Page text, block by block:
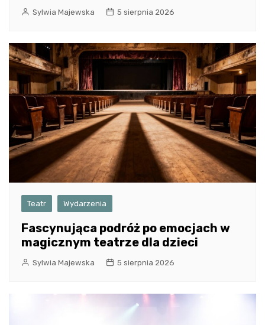
Sylwia Majewska 5 sierpnia 2026
Teatr Wydarzenia
Fascynująca podróż po emocjach w
magicznym teatrze dla dzieci
Sylwia Majewska 5 sierpnia 2026